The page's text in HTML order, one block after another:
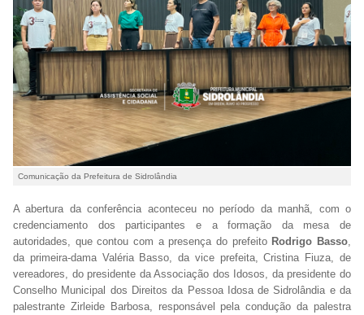
Comunicação da Prefeitura de Sidrolândia
A abertura da conferência aconteceu no período da manhã, com o
credenciamento dos participantes e a formação da mesa de
autoridades, que contou com a presença do prefeito Rodrigo Basso
da primeira-dama Valéria Basso, da vice prefeita, Cristina Fiuza, de
vereadores, do presidente da Associação dos Idosos, da presidente do
Conselho Municipal dos Direitos da Pessoa Idosa de Sidrolândia e da
palestrante Zirleide Barbosa, responsável pela condução da palestra